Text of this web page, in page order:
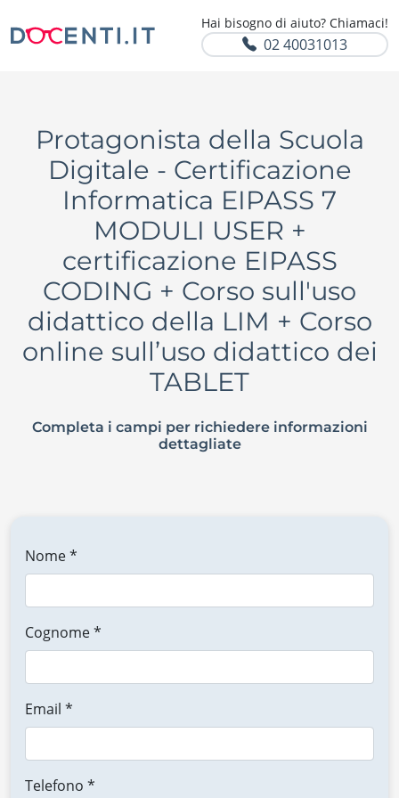
Hai bisogno di aiuto? Chiamaci!
02 40031013
Protagonista della Scuola
Digitale - Certificazione
Informatica EIPASS 7
MODULI USER +
certificazione EIPASS
CODING + Corso sull'uso
didattico della LIM + Corso
online sull’uso didattico dei
TABLET
Completa i campi per richiedere informazioni
dettagliate
Nome *
Cognome *
Email *
Telefono *